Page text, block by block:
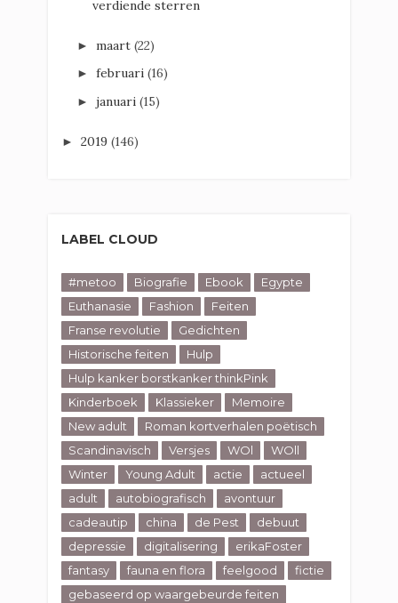
verdiende sterren
► maart (22)
► februari (16)
► januari (15)
► 2019 (146)
LABEL CLOUD
#metoo Biografie Ebook
Egypte
Euthanasie
Fashion
Feiten
Franse revolutie
Gedichten
Historische feiten
Hulp
Hulp kanker borstkanker thinkPink
Kinderboek
Klassieker
Memoire
New adult
Roman kortverhalen poëtisch
Scandinavisch
Versjes WOl
WOll
Winter
Young Adult actie
actueel
adult
autobiografisch
avontuur
cadeautip
china de Pest
debuut
depressie
digitalisering
erikaFoster
fantasy
fauna en flora feelgood
fictie
gebaseerd op waargebeurde feiten